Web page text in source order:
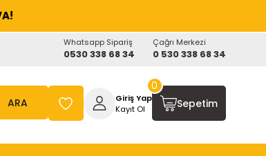
Whatsapp Sipariş
0530 338 68 34
Çağrı Merkezi
0 530 338 68 34
ARA
Giriş Yap
Kayıt Ol
Sepetim
0